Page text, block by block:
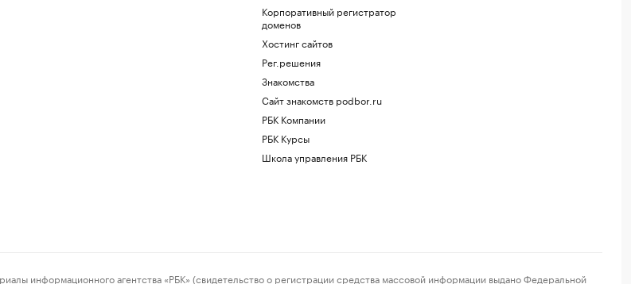
Корпоративный регистратор
доменов
Хостинг сайтов
Рег.решения
Знакомства
Сайт знакомств podbor.ru
РБК Компании
РБК Курсы
Школа управления РБК
агентства «РБК» (свидетельство о регистрации средства массовой информации выдано Федеральной